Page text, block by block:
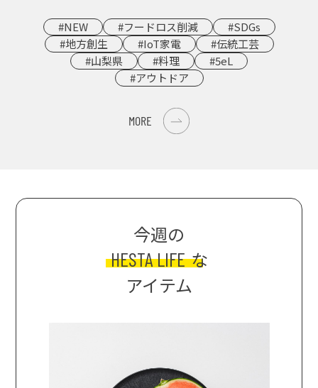
#NEW #フードロス削減
#SDGs
#地方創生
#IoT家電
#伝統工芸
#山梨県
#料理
#5eL
#アウトドア
MORE
今週の
HESTA LIFE な
アイテム